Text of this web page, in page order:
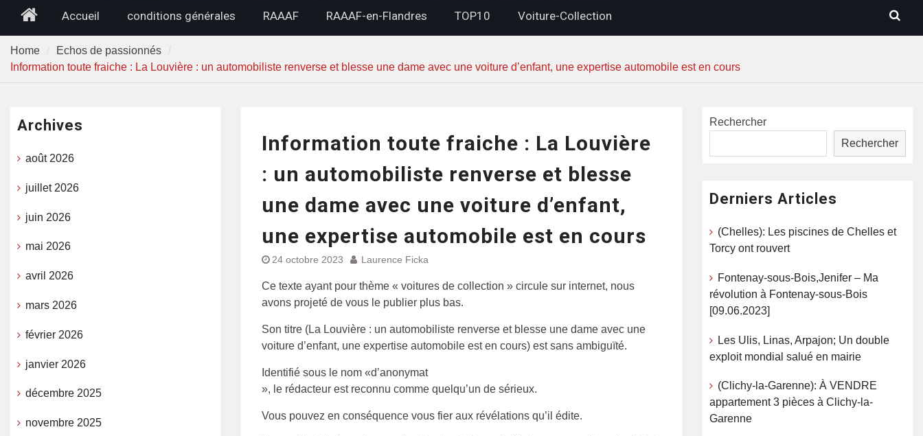
HomeAccueil conditions générales RAAAF RAAAF-en-Flandres TOP10 Voiture-Collection
Home
Echos de passionnés
Information toute fraiche : La Louvière : un automobiliste renverse et blesse une dame avec une voiture d’enfant, une expertise automobile est en cours
Information toute fraiche : La Louvière
: un automobiliste renverse et blesse
une dame avec une voiture d’enfant,
une expertise automobile est en cours
24 octobre 2023 Laurence Ficka
Ce texte ayant pour thème « voitures de collection » circule sur internet, nous
avons projeté de vous le publier plus bas.
Son titre (La Louvière : un automobiliste renverse et blesse une dame avec une
voiture d’enfant, une expertise automobile est en cours) est sans ambiguïté.
Identifié sous le nom «d’anonymat
», le rédacteur est reconnu comme quelqu’un de sérieux.
Vous pouvez en conséquence vous fier aux révélations qu’il édite.
Rechercher
Rechercher
Derniers Articles
(Chelles): Les piscines de Chelles et
Torcy ont rouvert
Fontenay-sous-Bois,Jenifer – Ma
révolution à Fontenay-sous-Bois
[09.06.2023]
Les Ulis, Linas, Arpajon; Un double
exploit mondial salué en mairie
(Clichy-la-Garenne): À VENDRE
appartement 3 pièces à Clichy-la-
Garenne
Archives
août 2026
juillet 2026
juin 2026
mai 2026
avril 2026
mars 2026
février 2026
janvier 2026
décembre 2025
novembre 2025